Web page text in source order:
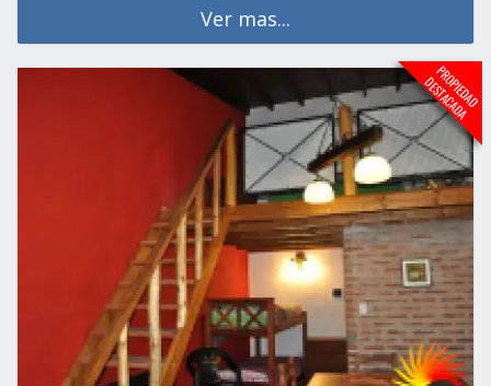
Ver mas...